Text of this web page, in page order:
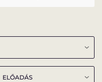
VÁNDORSZÍNHÁZ